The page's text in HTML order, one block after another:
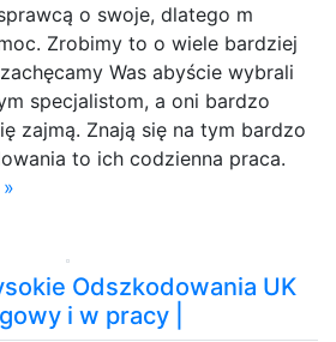
o swoje, dlatego m
Zrobimy to o wiele bardziej
Was abyście wybrali
specjalistom, a oni bardzo
zajmą. Znają się na tym bardzo
to ich codzienna praca.
Odszkodowania UK
i w pracy |